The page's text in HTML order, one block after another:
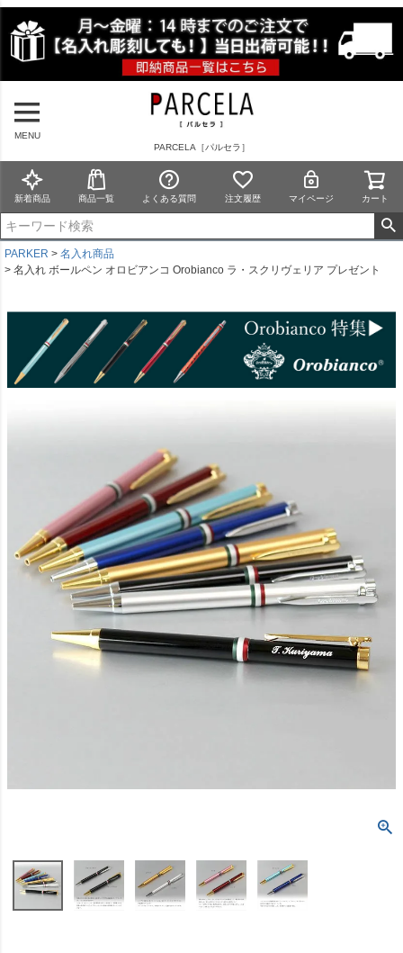
MENU
PARCELA［パルセラ］
新着商品 商品一覧 よくある質問 注文履歴 マイページ カート
PARKER
名入れ商品
名入れ ボールペン オロビアンコ Orobianco ラ・スクリヴェリア プレゼント